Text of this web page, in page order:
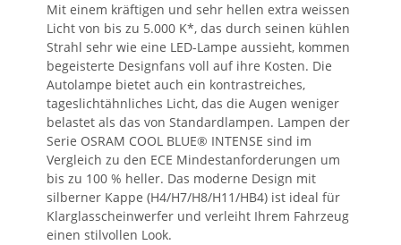
Mit einem kräftigen und sehr hellen extra weissen
Licht von bis zu 5.000 K*, das durch seinen kühlen
Strahl sehr wie eine LED-Lampe aussieht, kommen
begeisterte Designfans voll auf ihre Kosten. Die
Autolampe bietet auch ein kontrastreiches,
tageslichtähnliches Licht, das die Augen weniger
belastet als das von Standardlampen. Lampen der
Serie OSRAM COOL BLUE® INTENSE sind im
Vergleich zu den ECE Mindestanforderungen um
bis zu 100 % heller. Das moderne Design mit
silberner Kappe (H4/H7/H8/H11/HB4) ist ideal für
Klarglasscheinwerfer und verleiht Ihrem Fahrzeug
einen stilvollen Look.